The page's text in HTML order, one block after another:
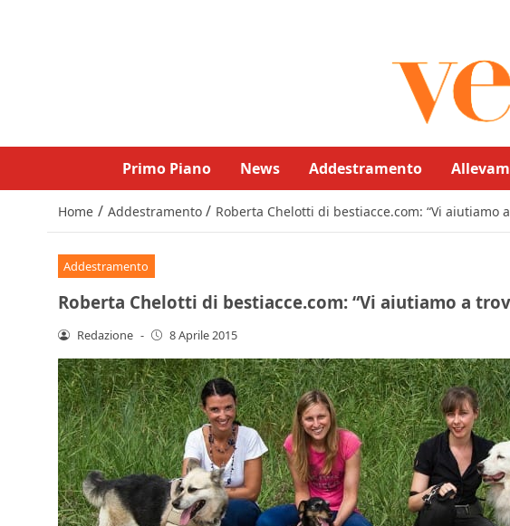
Primo Piano News Addestramento
Home / Addestramento / Roberta Chelotti di bestiacce.com: “Vi aiutiamo
Addestramento
Roberta Chelotti di bestiacce.com: “Vi aiutiamo a
Redazione - 8 Aprile 2015